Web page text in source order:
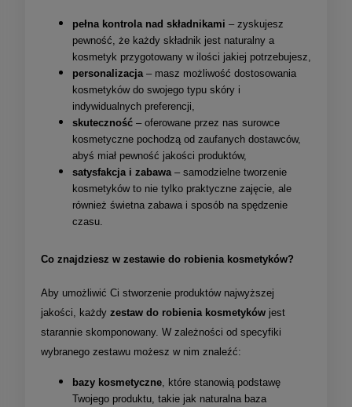
pełna kontrola nad składnikami – zyskujesz
pewność, że każdy składnik jest naturalny a
kosmetyk przygotowany w ilości jakiej potrzebujesz,
personalizacja – masz możliwość dostosowania
kosmetyków do swojego typu skóry i
indywidualnych preferencji,
skuteczność – oferowane przez nas surowce
kosmetyczne pochodzą od zaufanych dostawców,
abyś miał pewność jakości produktów,
satysfakcja i zabawa – samodzielne tworzenie
kosmetyków to nie tylko praktyczne zajęcie, ale
również świetna zabawa i sposób na spędzenie
czasu.
Co znajdziesz w zestawie do robienia kosmetyków?
Aby umożliwić Ci stworzenie produktów najwyższej
jakości, każdy zestaw do robienia kosmetyków jest
starannie skomponowany. W zależności od specyfiki
wybranego zestawu możesz w nim znaleźć:
bazy kosmetyczne , które stanowią podstawę
Twojego produktu, takie jak naturalna baza